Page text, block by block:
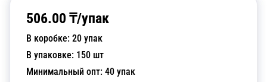
506.00 ₸/упак
В коробке: 20 упак
В упаковке: 150 шт
Минимальный опт: 40 упак